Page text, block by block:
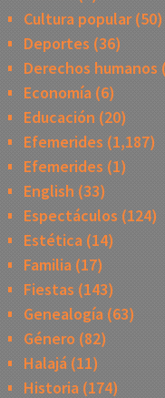
Cultura popular(50)
Deportes (36)
Derechos humanos
Economía(6)
Educación (20)
Efemerides (1,187)
Efemerides (1)
English (33)
Espectáculos (124)
Estética(14)
Familia(17)
Fiestas (143)
Genealogía(63)
Género (82)
Halajá(11)
Historia(174)